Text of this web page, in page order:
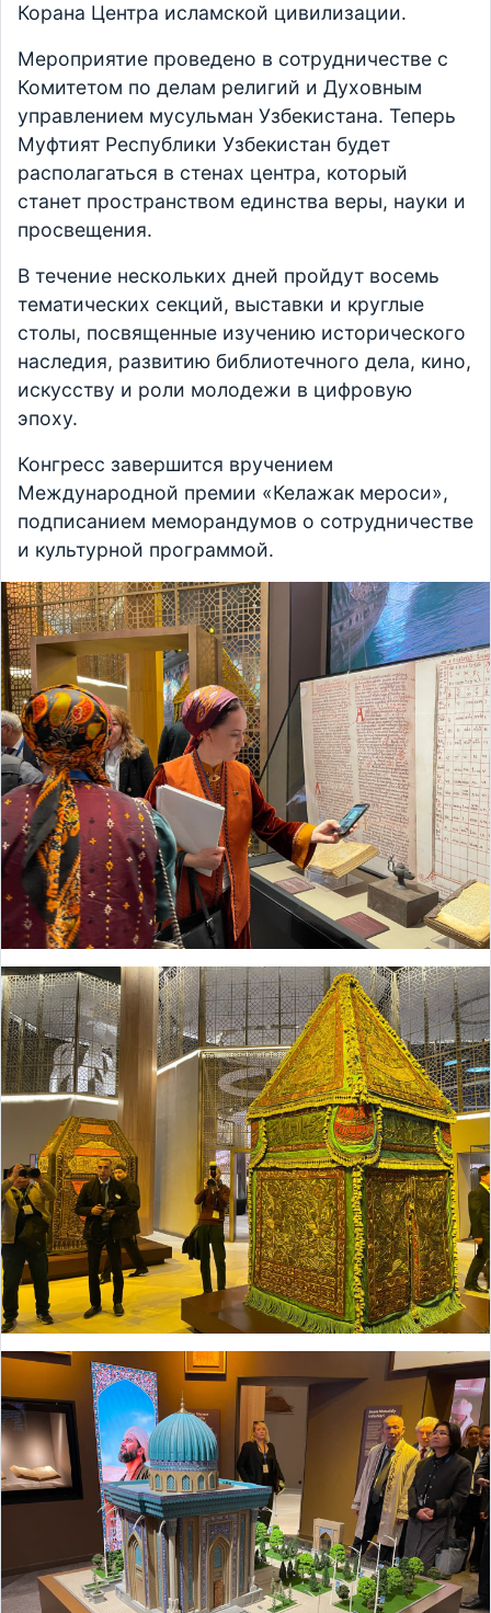
Корана Центра исламской цивилизации.
Мероприятие проведено в сотрудничестве с
Комитетом по делам религий и Духовным
управлением мусульман Узбекистана. Теперь
Муфтият Республики Узбекистан будет
располагаться в стенах центра, который
станет пространством единства веры, науки и
просвещения.
В течение нескольких дней пройдут восемь
тематических секций, выставки и круглые
столы, посвященные изучению исторического
наследия, развитию библиотечного дела, кино,
искусству и роли молодежи в цифровую
эпоху.
Конгресс завершится вручением
Международной премии «Келажак мероси»,
подписанием меморандумов о сотрудничестве
и культурной программой.